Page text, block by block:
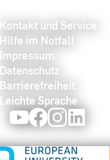
Kontakt und Service
Hilfe im Notfall
Impressum
Datenschutz
Barrierefreiheit
Leichte Sprache
YoutubeFacebookInstagram